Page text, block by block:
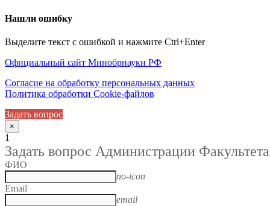
Нашли ошибку
Выделите текст с ошибкой и нажмите Ctrl+Enter
Официальный сайт Минобрнауки РФ
Согласие на обработку персональных данных
Политика обработки Cookie-файлов
Задать вопрос
×
1
Задать вопрос Администрации Факультета
ФИО
no-icon
Email
email